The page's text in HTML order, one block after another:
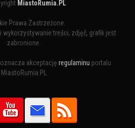
MiastoRumia.PL
Prawa Zastrzeżone.
wykorzystywanie treści, zdjęć, grafik jest
zabronione.
akceptację regulaminu portalu
MiastoRumia.PL